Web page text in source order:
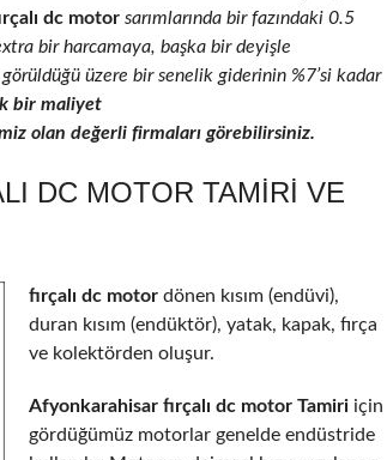
dc motor sarımlarında bir fazındaki 0.5
bir harcamaya, başka bir deyişle
üzere bir senelik giderinin %7’si kadar
bir maliyet
olan değerli firmaları görebilirsiniz.
DC MOTOR TAMIRI VE
fırçalı dc motor dönen kısım (endüvi),
duran kısım (endüktör), yatak, kapak, fırça
ve kolektörden oluşur.
Afyonkarahisar fırçalı dc motor Tamiri için
gördüğümüz motorlar genelde endüstride